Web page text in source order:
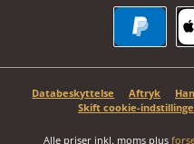
Databeskyttelse Aftryk
Skift cookie-
Alle priser inkl. moms plus